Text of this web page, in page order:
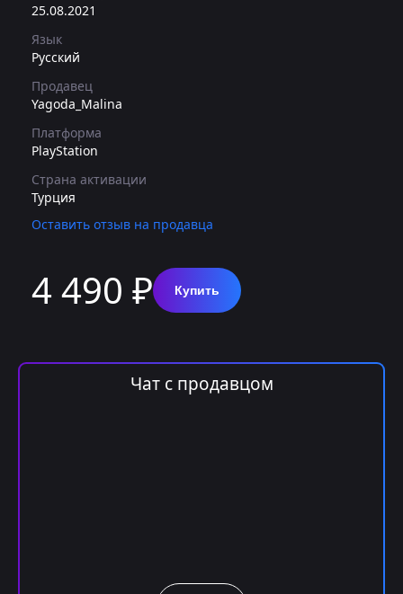
25.08.2021
Язык
Русский
Продавец
Yagoda_Malina
Платформа
PlayStation
Страна активации
Турция
Оставить отзыв на продавца
4 490 ₽ Купить
Чат с продавцом